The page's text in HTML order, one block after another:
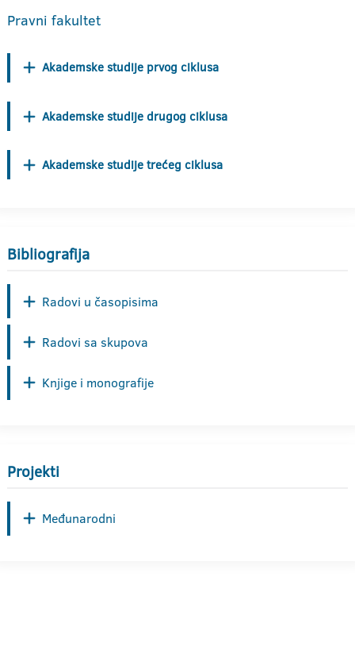
Pravni fakultet
Akademske studije prvog ciklusa
Akademske studije drugog ciklusa
Akademske studije trećeg ciklusa
Bibliografija
Radovi u časopisima
Radovi sa skupova
Knjige i monografije
Projekti
Međunarodni